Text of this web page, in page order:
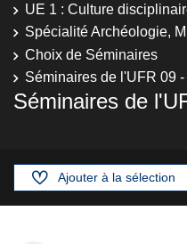
UE 1 : Culture
Spécialité Archéologie,
Choix de Séminaires
Séminaires de l'UFR 09
Séminaires de
Ajouter à la sélection